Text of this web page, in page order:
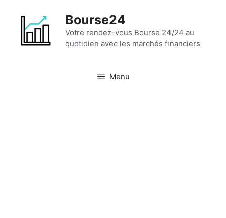
contenu
Bourse24
Votre rendez-vous Bourse 24/24 au
quotidien avec les marchés financiers
Menu